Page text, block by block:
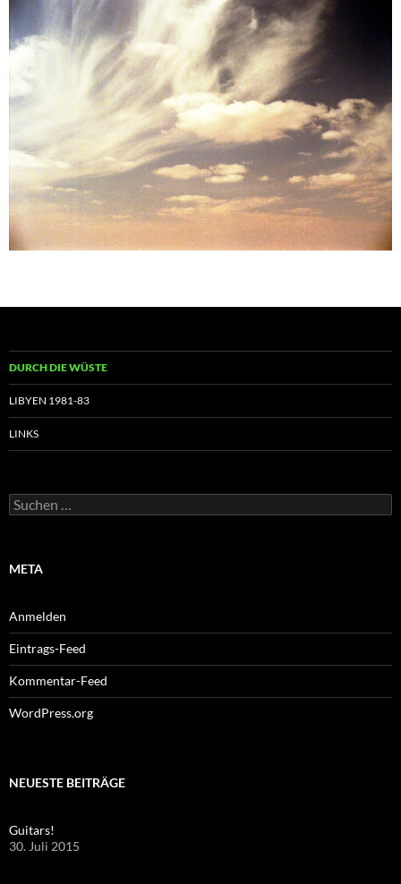
DURCH DIE WÜSTE
LIBYEN 1981-83
LINKS
Suchen
nach:
META
Anmelden
Eintrags-Feed
Kommentar-Feed
WordPress.org
NEUESTE BEITRÄGE
Guitars!
30. Juli 2015